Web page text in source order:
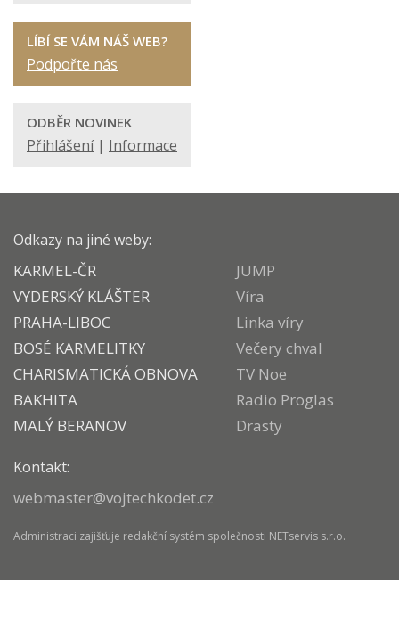
LÍBÍ SE VÁM NÁŠ WEB?
Podpořte nás
ODBĚR NOVINEK
Přihlášení| Informace
Odkazy na jiné weby:
KARMEL-ČR
VYDERSKÝ KLÁŠTER
PRAHA-LIBOC
BOSÉ KARMELITKY
CHARISMATICKÁ OBNOVA
BAKHITA
MALÝ BERANOV
JUMP
Víra
Linka víry
Večery chval
TV Noe
Radio Proglas
Drasty
Kontakt:
webmaster@vojtechkodet.cz
Administraci zajišťuje redakční systém společnosti NETservis s.r.o.